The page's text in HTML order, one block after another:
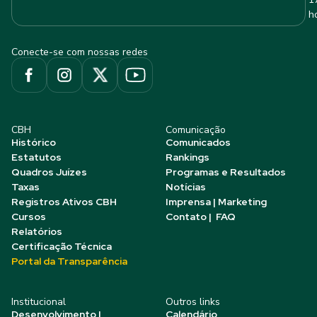
Conecte-se com nossas redes
CBH
Histórico
Estatutos
Quadros Juízes
Taxas
Registros Ativos CBH
Cursos
Relatórios
Certificação Técnica
Portal da Transparência
Comunicação
Comunicados
Rankings
Programas e Resultados
Notícias
Imprensa | Marketing
Contato | FAQ
Institucional
Desenvolvimento |
Outros links
Calendário